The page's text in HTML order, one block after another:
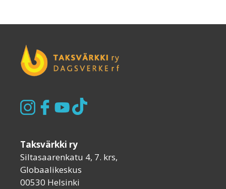
Taksvärkki ry
Siltasaarenkatu 4, 7. krs,
Globaalikeskus
00530 Helsinki